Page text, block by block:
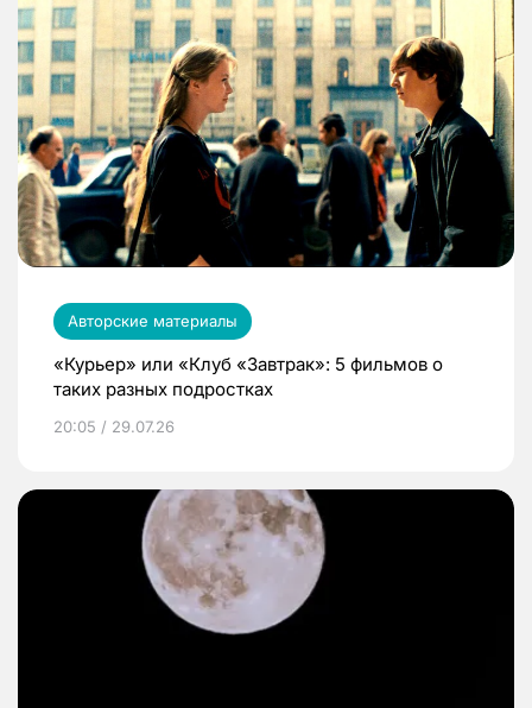
Авторские материалы
«Курьер» или «Клуб «Завтрак»: 5 фильмов о
таких разных подростках
20:05 / 29.07.26